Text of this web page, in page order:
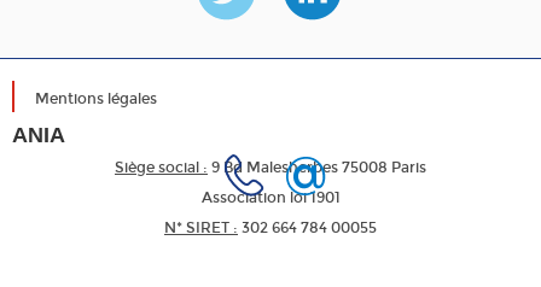
Mentions légales
ANIA
Siège social : 9 Bd Malesherbes 75008 Paris
Association loi 1901
N* SIRET : 302 664 784 00055